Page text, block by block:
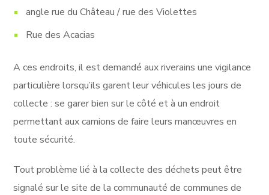
angle rue du Château / rue des Violettes
Rue des Acacias
A ces endroits, il est demandé aux riverains une vigilance
particulière lorsqu’ils garent leur véhicules les jours de
collecte : se garer bien sur le côté et à un endroit
permettant aux camions de faire leurs manœuvres en
toute sécurité.
Tout problème lié à la collecte des déchets peut être
signalé sur le site de la communauté de communes de